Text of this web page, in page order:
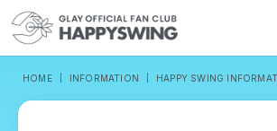
HOME INFORMATION